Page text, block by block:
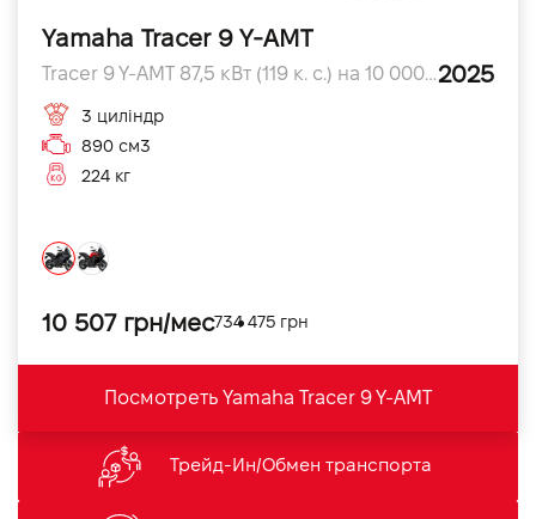
Yamaha Tracer 9 Y-AMT
Tracer 9 Y-AMT 87,5 кВт (119 к. с.) на 10 000 об/хв л.с.2025
3 циліндр
890 см3
224 кг
10 507 грн/мес734 475 грн
Посмотреть Yamaha Tracer 9 Y-AMT
Трейд-Ин/Обмен транспорта